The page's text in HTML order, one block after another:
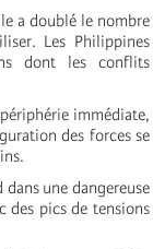
a doublé le nombre
Les Philippines
dont les conflits
immédiate,
des forces se
une dangereuse
des pics de tensions